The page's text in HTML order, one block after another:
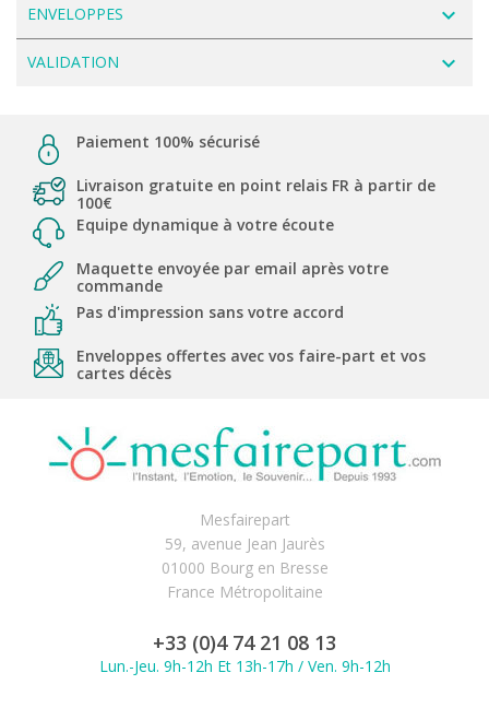
ENVELOPPES navigate_next
VALIDATION navigate_next
Paiement 100% sécurisé
Livraison gratuite en point relais FR à partir de
100€
Equipe dynamique à votre écoute
Maquette envoyée par email après votre
commande
Pas d'impression sans votre accord
Enveloppes offertes avec vos faire-part et vos
cartes décès
Mesfairepart
59, avenue Jean Jaurès
01000 Bourg en Bresse
France Métropolitaine
+33 (0)4 74 21 08 13
Lun.-Jeu. 9h-12h Et 13h-17h / Ven. 9h-12h